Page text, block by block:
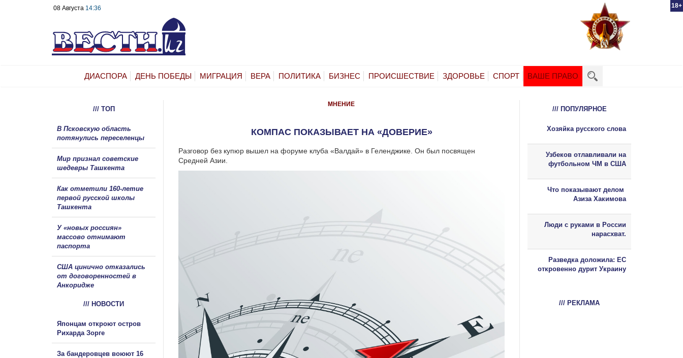
18+
08 Августа 14:36
ДИАСПОРА ДЕНЬ ПОБЕДЫ МИГРАЦИЯ ВЕРА ПОЛИТИКА БИЗНЕС ПРОИСШЕСТВИЕ ЗДОРОВЬЕ СПОРТ ВАШЕ ПРАВО
МНЕНИЕ
КОМПАС ПОКАЗЫВАЕТ НА «ДОВЕРИЕ»
Разговор без купюр вышел на форуме клуба «Валдай» в Геленджике. Он был посвящен
Средней Азии.
/// ТОП
В Псковскую область
потянулись переселенцы
Мир признал советские
шедевры Ташкента
Как отметили 160-летие
первой русской школы
Ташкента
У «новых россиян»
массово отнимают
паспорта
США цинично отказались
от договоренностей в
Анкоридже
/// НОВОСТИ
Японцам откроют остров
Рихарда Зорге
За бандеровцев воюют 16
/// ПОПУЛЯРНОЕ
Хозяйка русского слова
Узбеков отлавливали на
футбольном ЧМ в США
Что показывают делом
Азиза Хакимова
Люди с руками в России
нарасхват.
Разведка доложила: ЕС
откровенно дурит Украину
/// РЕКЛАМА